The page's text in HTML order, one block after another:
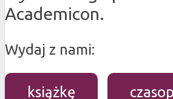
Academicon.
Wydaj z nami:
książkę